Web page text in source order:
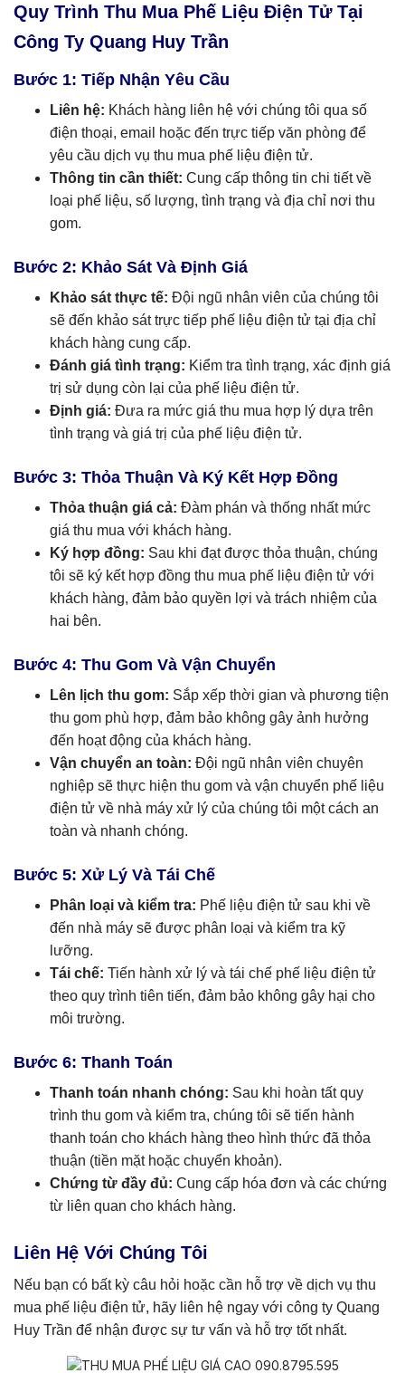
Quy Trình Thu Mua Phế Liệu Điện Tử Tại
Công Ty Quang Huy Trần
Bước 1: Tiếp Nhận Yêu Cầu
Liên hệ: Khách hàng liên hệ với chúng tôi qua số
điện thoại, email hoặc đến trực tiếp văn phòng để
yêu cầu dịch vụ thu mua phế liệu điện tử.
Thông tin cần thiết: Cung cấp thông tin chi tiết về
loại phế liệu, số lượng, tình trạng và địa chỉ nơi thu
gom.
Bước 2: Khảo Sát Và Định Giá
Khảo sát thực tế: Đội ngũ nhân viên của chúng tôi
sẽ đến khảo sát trực tiếp phế liệu điện tử tại địa chỉ
khách hàng cung cấp.
Đánh giá tình trạng: Kiểm tra tình trạng, xác định giá
trị sử dụng còn lại của phế liệu điện tử.
Định giá: Đưa ra mức giá thu mua hợp lý dựa trên
tình trạng và giá trị của phế liệu điện tử.
Bước 3: Thỏa Thuận Và Ký Kết Hợp Đồng
Thỏa thuận giá cả: Đàm phán và thống nhất mức
giá thu mua với khách hàng.
Ký hợp đồng: Sau khi đạt được thỏa thuận, chúng
tôi sẽ ký kết hợp đồng thu mua phế liệu điện tử với
khách hàng, đảm bảo quyền lợi và trách nhiệm của
hai bên.
Bước 4: Thu Gom Và Vận Chuyển
Lên lịch thu gom: Sắp xếp thời gian và phương tiện
thu gom phù hợp, đảm bảo không gây ảnh hưởng
đến hoạt động của khách hàng.
Vận chuyển an toàn: Đội ngũ nhân viên chuyên
nghiệp sẽ thực hiện thu gom và vận chuyển phế liệu
điện tử về nhà máy xử lý của chúng tôi một cách an
toàn và nhanh chóng.
Bước 5: Xử Lý Và Tái Chế
Phân loại và kiểm tra: Phế liệu điện tử sau khi về
đến nhà máy sẽ được phân loại và kiểm tra kỹ
lưỡng.
Tái chế: Tiến hành xử lý và tái chế phế liệu điện tử
theo quy trình tiên tiến, đảm bảo không gây hại cho
môi trường.
Bước 6: Thanh Toán
Thanh toán nhanh chóng: Sau khi hoàn tất quy
trình thu gom và kiểm tra, chúng tôi sẽ tiến hành
thanh toán cho khách hàng theo hình thức đã thỏa
thuận (tiền mặt hoặc chuyển khoản).
Chứng từ đầy đủ: Cung cấp hóa đơn và các chứng
từ liên quan cho khách hàng.
Liên Hệ Với Chúng Tôi
Nếu bạn có bất kỳ câu hỏi hoặc cần hỗ trợ về dịch vụ thu
mua phế liệu điện tử, hãy liên hệ ngay với công ty Quang
Huy Trần để nhận được sự tư vấn và hỗ trợ tốt nhất.